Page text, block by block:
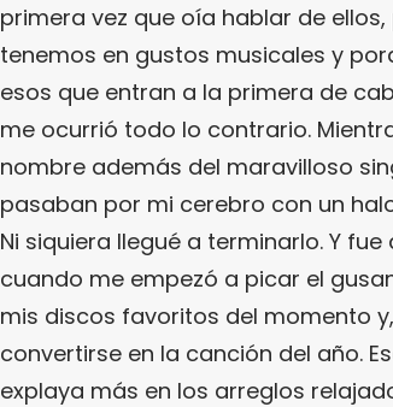
primera vez que oía hablar de
tenemos en gustos musicales y
esos que entran a la primera de
me ocurrió todo lo contrario.
nombre además del maravilloso
pasaban por mi cerebro con un
Ni siquiera llegué a terminarlo. Y
cuando me empezó a picar el
mis discos favoritos del momento
convertirse en la canción del año.
explaya más en los arreglos